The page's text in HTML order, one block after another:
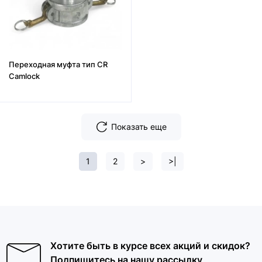
Переходная муфта тип CR
Camlock
Показать еще
1 2 > >|
Хотите быть в курсе всех акций и скидок?
Подпишитесь на нашу рассылку